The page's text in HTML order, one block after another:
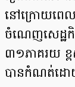
នៅក្រោយពេ
ចំណេញសេដ្ឋ
៣១ភាគរយ ខ្
បានកំណត់ដោយ